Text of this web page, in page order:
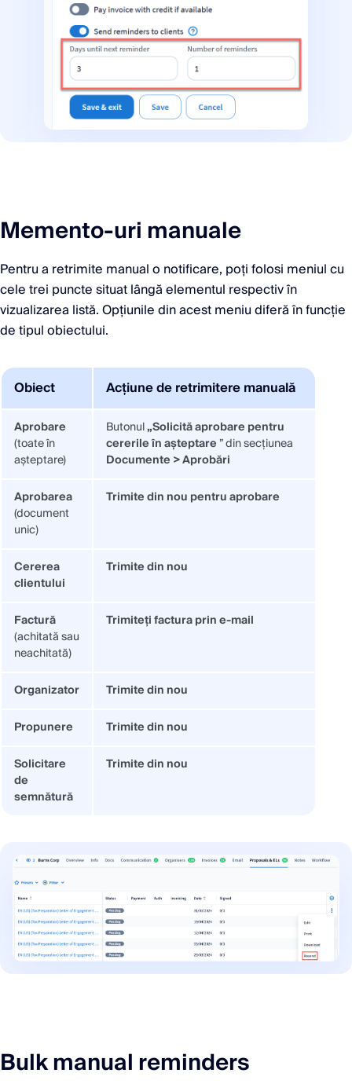
Memento-uri manuale
Pentru a retrimite manual o notificare, poți folosi meniul cu
cele trei puncte situat lângă elementul respectiv în
vizualizarea listă. Opțiunile din acest meniu diferă în funcție
de tipul obiectului.
Obiect Acțiune de retrimitere manuală
Aprobare
(toate în
așteptare)
Butonul„Solicită aprobare pentru
cererile în așteptare ” din secțiunea
Documente > Aprobări
Aprobarea
(document
unic)
Trimite din nou pentru aprobare
Cererea
clientului
Trimite din nou
Factură
(achitată sau
neachitată)
Trimiteți factura prin e-mail
Organizator
Trimite din nou
Propunere
Trimite din nou
Solicitare
de
semnătură
Trimite din nou
Bulk manual reminders